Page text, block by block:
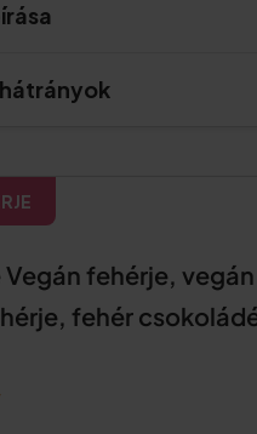
fehérje, vegán
fehér